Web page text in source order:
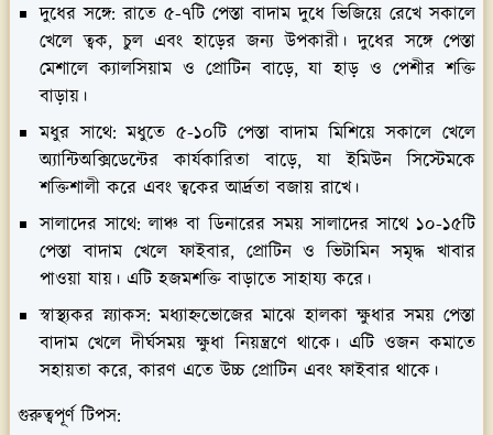
দুধের সঙ্গে: রাতে ৫-৭টি পেস্তা বাদাম দুধে ভিজিয়ে রেখে সকালে
খেলে ত্বক, চুল এবং হাড়ের জন্য উপকারী। দুধের সঙ্গে পেস্তা
মেশালে ক্যালসিয়াম ও প্রোটিন বাড়ে, যা হাড় ও পেশীর শক্তি
বাড়ায়।
মধুর সাথে: মধুতে ৫-১০টি পেস্তা বাদাম মিশিয়ে সকালে খেলে
অ্যান্টিঅক্সিডেন্টের কার্যকারিতা বাড়ে, যা ইমিউন সিস্টেমকে
শক্তিশালী করে এবং ত্বকের আর্দ্রতা বজায় রাখে।
সালাদের সাথে:লাঞ্চ বা ডিনারের সময় সালাদের সাথে ১০-১৫টি
পেস্তা বাদাম খেলে ফাইবার, প্রোটিন ও ভিটামিন সমৃদ্ধ খাবার
পাওয়া যায়। এটি হজমশক্তি বাড়াতে সাহায্য করে।
স্বাস্থ্যকর স্ন্যাকস: মধ্যাহ্নভোজের মাঝে হালকা ক্ষুধার সময় পেস্তা
বাদাম খেলে দীর্ঘসময় ক্ষুধা নিয়ন্ত্রণে থাকে। এটি ওজন কমাতে
সহায়তা করে, কারণ এতে উচ্চ প্রোটিন এবং ফাইবার থাকে।
গুরুত্বপূর্ণ টিপস: